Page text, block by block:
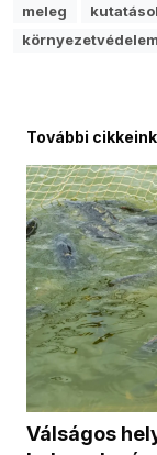
meleg
környezetvédelem
További cikkeink
Válságos